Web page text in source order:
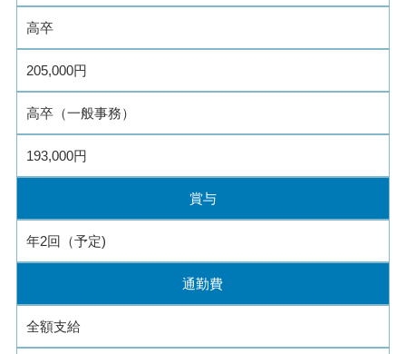
高卒
205,000円
高卒（一般事務）
193,000円
賞与
年2回（予定)
通勤費
全額支給